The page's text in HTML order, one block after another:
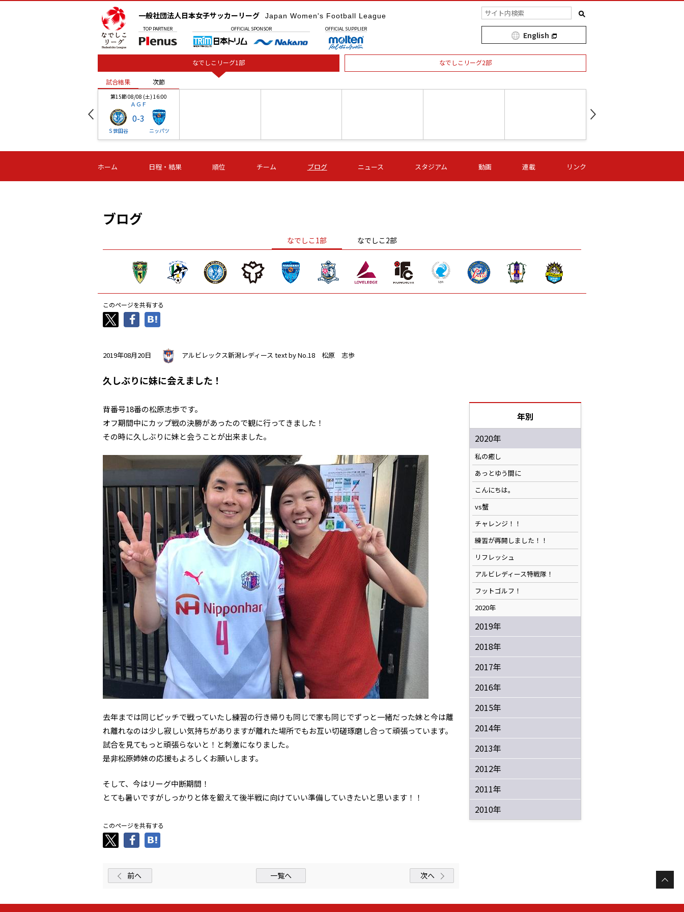
一般社団法人日本女子サッカーリーグ Japan Women's Football League
TOP PARTNER OFFICIAL SPONSOR OFFICIAL SUPPLIER
English
なでしこリーグ1部 なでしこリーグ2部
試合結果 次節
第15節 08/08 (土) 16:00
ＡＧＦ
Ｓ世田谷
0-3
ニッパツ
-
第16節 09/05 (土) 15:00
ニッパツ
-
第16節 09/05 (土) 15:00
石人の星
-
第16節 09/05 (土) 16:00
ＡＧＦ
-
いちご
-
第16節 09/06 (日) 15:00
-
第16節 09/06 (日) 15:00
- -
試合結果 次節
ホーム 日程・結果 順位 チーム ブログ ニュース スタジアム 動画 連載 リンク
ブログ
なでしこ1部 なでしこ2部
このページを共有する
2019年08月20日 アルビレックス新潟レディース text by No.18 松原 志歩
久しぶりに妹に会えました！
背番号18番の松原志歩です。
オフ期間中にカップ戦の決勝があったので観に行ってきました！
その時に久しぶりに妹と会うことが出来ました。
去年までは同じピッチで戦っていたし練習の行き帰りも同じで家も同じでずっと一緒だった妹と今は離
れ離れなのは少し寂しい気持ちがありますが離れた場所でもお互い切磋琢磨し合って頑張っています。
試合を見てもっと頑張らないと！と刺激になりました。
是非松原姉妹の応援もよろしくお願いします。
そして、今はリーグ中断期間！
とても暑いですがしっかりと体を鍛えて後半戦に向けていい準備していきたいと思います！！
このページを共有する
前へ 一覧へ 次へ
年別
2020年
私の癒し
あっとゆう間に
こんにちは。
vs蟹
チャレンジ！！
練習が再開しました！！
リフレッシュ
アルビレディース特戦隊！
フットゴルフ！
2020年
2019年
2018年
2017年
2016年
2015年
2014年
2013年
2012年
2011年
2010年